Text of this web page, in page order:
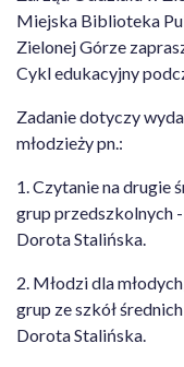
Miejska Biblioteka
Zielonej Górze
Cykl edukacyjny
Zadanie dotyczy
młodzieży pn.:
1. Czytanie na drugie
grup przedszkolnych
Dorota Stalińska.
2. Młodzi dla
grup ze szkół
Dorota Stalińska.